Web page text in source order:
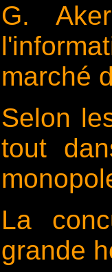
G.
marché
Selon
tout
La
grande